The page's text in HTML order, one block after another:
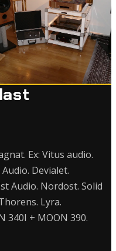
Ex: Vitus audio.
Devialet.
Audio. Nordost. Solid
Lyra.
340I + MOON 390.